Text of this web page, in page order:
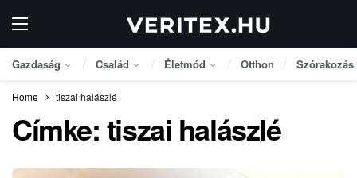
Gazdaság Család Életmód Otthon Szórakozás
Home tiszai halászlé
Címke:tiszai halászlé